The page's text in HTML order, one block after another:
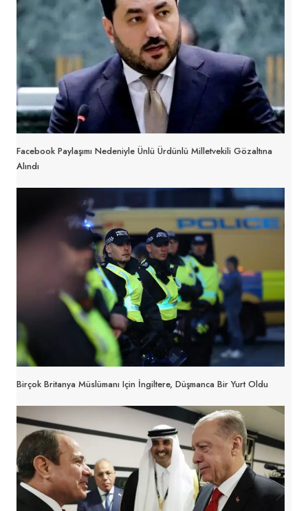
Facebook Paylaşımı Nedeniyle Ünlü Ürdünlü Milletvekili Gözaltına
Alındı
Birçok Britanya Müslümanı Için İngiltere, Düşmanca Bir Yurt Oldu